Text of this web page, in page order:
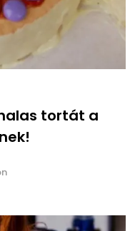
tortát a